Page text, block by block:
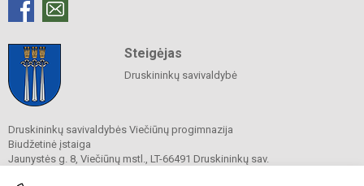
Steigėjas
Druskininkų savivaldybė
Druskininkų savivaldybės Viečiūnų progimnazija
Biudžetinė įstaiga
Jaunystės g. 8, Viečiūnų mstl., LT-66491 Druskininkų sav.